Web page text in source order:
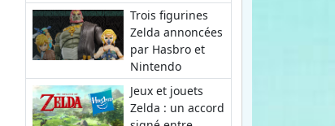
Trois figurines
Zelda annoncées
par Hasbro et
Nintendo
Jeux et jouets
Zelda : un accord